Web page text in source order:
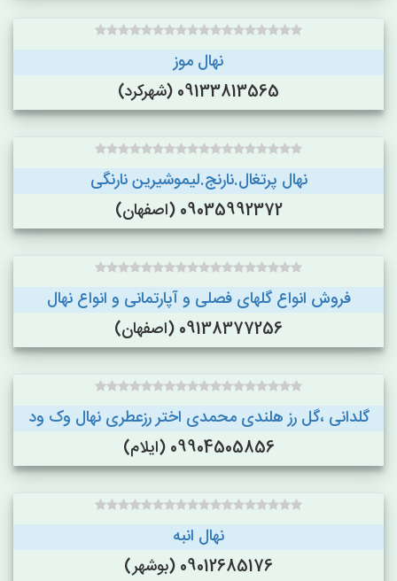
نهال موز
09133813565 (شهرکرد)
نهال پرتغال.نارنج.لیموشیرین نارنگی
09035992372 (اصفهان)
فروش انواع گلهای فصلی و آپارتمانی و انواع نهال
09138377256 (اصفهان)
گلدانی ،گل رز هلندی محمدی اختر رزعطری نهال وک ود
09904505856 (ایلام)
نهال انبه
09012685176 (بوشهر)